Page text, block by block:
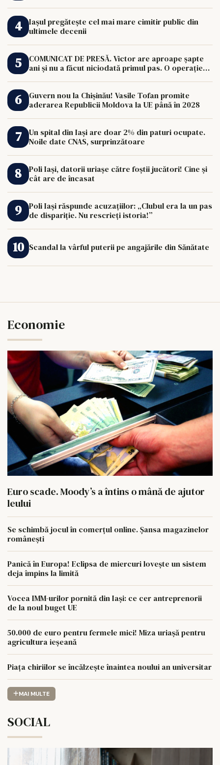
Iașul pregătește cel mai mare cimitir public din
ultimele decenii
COMUNICAT DE PRESĂ. Victor are aproape șapte
ani și nu a făcut niciodată primul pas. O operație
Guvern nou la Chișinău! Vasile Tofan promite
aderarea Republicii Moldova la UE până în 2028
Un spital din Iași are doar 2% din paturi ocupate.
Noile date CNAS, surprinzătoare
Poli Iași, datorii uriașe către foștii jucători! Cine și
cât are de încasat
Poli Iași răspunde acuzațiilor: „Clubul era la un pas
de dispariție. Nu rescrieți istoria!”
Scandal la vârful puterii pe angajările din Sănătate
Economie
Euro scade. Moody’s a întins o mână de ajutor
leului
Se schimbă jocul în comerțul online. Șansa magazinelor
românești
Panică în Europa! Eclipsa de miercuri lovește un sistem
deja împins la limită
Vocea IMM-urilor pornită din Iași: ce cer antreprenorii
de la noul buget UE
50.000 de euro pentru fermele mici! Miza uriașă pentru
agricultura ieșeană
Piața chiriilor se încălzește înaintea noului an universitar
MAI MULTE
SOCIAL